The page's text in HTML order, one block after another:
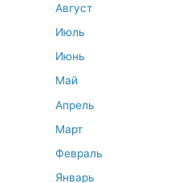
Август
Июль
Июнь
Май
Апрель
Март
Февраль
Январь